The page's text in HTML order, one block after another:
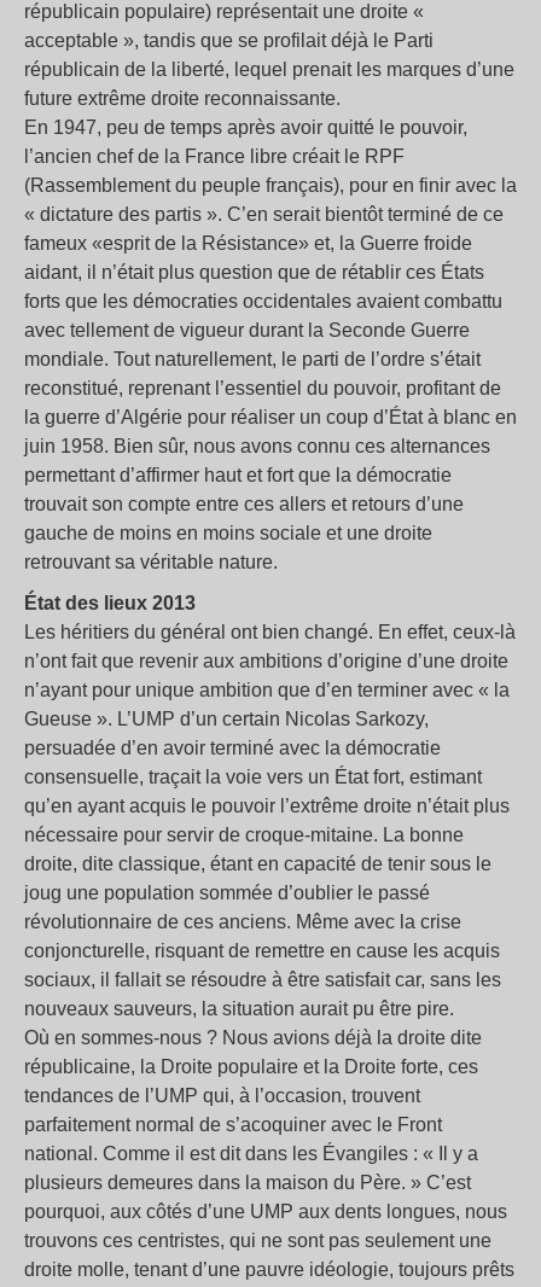
républicain populaire) représentait une droite «
acceptable », tandis que se profilait déjà le Parti
républicain de la liberté, lequel prenait les marques d’une
future extrême droite reconnaissante.
En 1947, peu de temps après avoir quitté le pouvoir,
l’ancien chef de la France libre créait le RPF
(Rassemblement du peuple français), pour en finir avec la
« dictature des partis ». C’en serait bientôt terminé de ce
fameux «esprit de la Résistance» et, la Guerre froide
aidant, il n’était plus question que de rétablir ces États
forts que les démocraties occidentales avaient combattu
avec tellement de vigueur durant la Seconde Guerre
mondiale. Tout naturellement, le parti de l’ordre s’était
reconstitué, reprenant l’essentiel du pouvoir, profitant de
la guerre d’Algérie pour réaliser un coup d’État à blanc en
juin 1958. Bien sûr, nous avons connu ces alternances
permettant d’affirmer haut et fort que la démocratie
trouvait son compte entre ces allers et retours d’une
gauche de moins en moins sociale et une droite
retrouvant sa véritable nature.
État des lieux 2013
Les héritiers du général ont bien changé. En effet, ceux-là
n’ont fait que revenir aux ambitions d’origine d’une droite
n’ayant pour unique ambition que d’en terminer avec « la
Gueuse ». L’UMP d’un certain Nicolas Sarkozy,
persuadée d’en avoir terminé avec la démocratie
consensuelle, traçait la voie vers un État fort, estimant
qu’en ayant acquis le pouvoir l’extrême droite n’était plus
nécessaire pour servir de croque-mitaine. La bonne
droite, dite classique, étant en capacité de tenir sous le
joug une population sommée d’oublier le passé
révolutionnaire de ces anciens. Même avec la crise
conjoncturelle, risquant de remettre en cause les acquis
sociaux, il fallait se résoudre à être satisfait car, sans les
nouveaux sauveurs, la situation aurait pu être pire.
Où en sommes-nous ? Nous avions déjà la droite dite
républicaine, la Droite populaire et la Droite forte, ces
tendances de l’UMP qui, à l’occasion, trouvent
parfaitement normal de s’acoquiner avec le Front
national. Comme il est dit dans les Évangiles : « Il y a
plusieurs demeures dans la maison du Père. » C’est
pourquoi, aux côtés d’une UMP aux dents longues, nous
trouvons ces centristes, qui ne sont pas seulement une
droite molle, tenant d’une pauvre idéologie, toujours prêts